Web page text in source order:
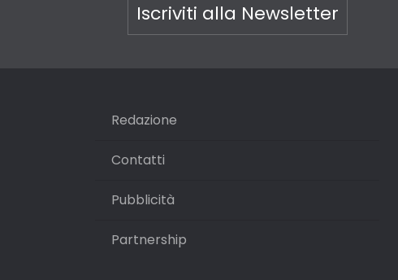
Iscriviti alla Newsletter
Redazione
Contatti
Pubblicità
Partnership